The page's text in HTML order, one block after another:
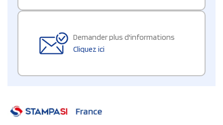
Demander plus d'informations
Cliquez ici